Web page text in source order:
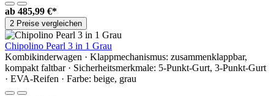
ab 485,99 €*
2 Preise vergleichen
Chipolino Pearl 3 in 1 Grau
Kombikinderwagen · Klappmechanismus: zusammenklappbar,
kompakt faltbar · Sicherheitsmerkmale: 5-Punkt-Gurt, 3-Punkt-Gurt
· EVA-Reifen · Farbe: beige, grau